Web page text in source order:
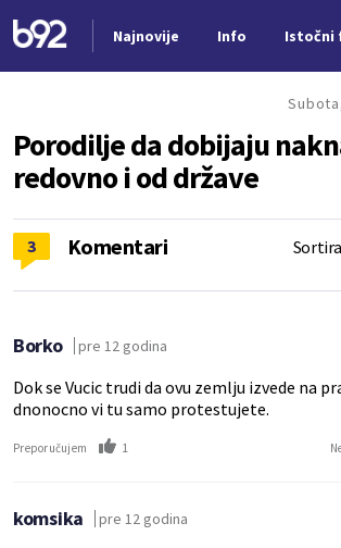
Najnovije Info Istočni
Porodilje da dobijaju
redovno i od države
3 Komentari
Borko pre 12 godina
Dok se Vucic trudi da ovu zemlju izvede na
dnonocno vi tu samo protestujete.
Preporučujem 1
komsika pre 12 godina